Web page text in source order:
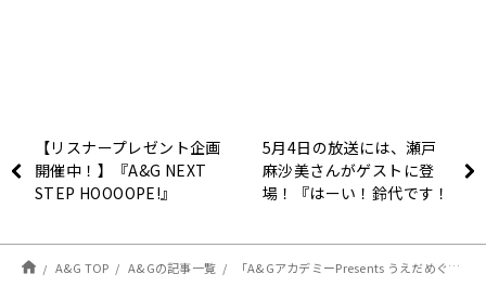
【リスナープレゼント企画
開催中！】『A&G NEXT
STEP HOOOOPE!』
ャンペーン！
5月4日の放送には、瀬戸
麻沙美さんがゲストに登
場！『はーい！鈴代です！
A&G TOP A&Gの記事一覧 「A&GアカデミーPresents うえだめぐのディグるライフ」（５月４日放送回感想）